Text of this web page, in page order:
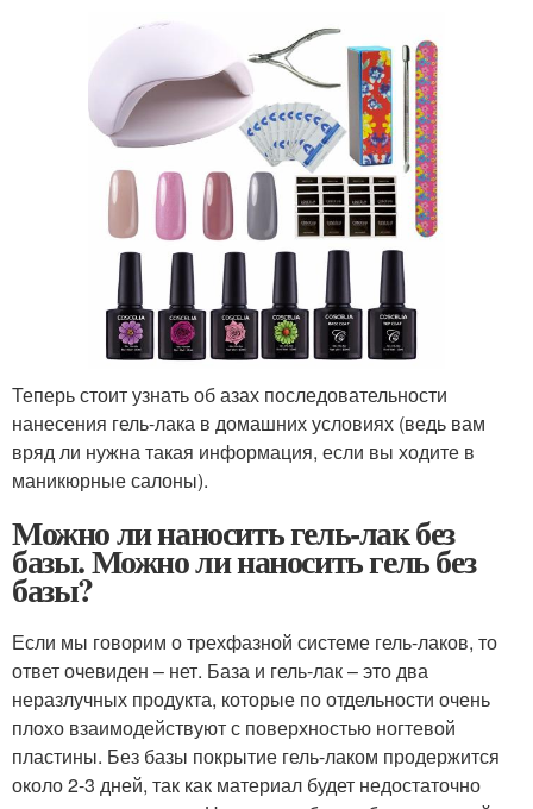
Теперь стоит узнать об азах последовательности
нанесения гель-лака в домашних условиях (ведь вам
вряд ли нужна такая информация, если вы ходите в
маникюрные салоны).
Можно ли наносить гель-лак без
базы. Можно ли наносить гель без
базы?
Если мы говорим о трехфазной системе гель-лаков, то
ответ очевиден – нет. База и гель-лак – это два
неразлучных продукта, которые по отдельности очень
плохо взаимодействуют с поверхностью ногтевой
пластины. Без базы покрытие гель-лаком продержится
около 2-3 дней, так как материал будет недостаточно